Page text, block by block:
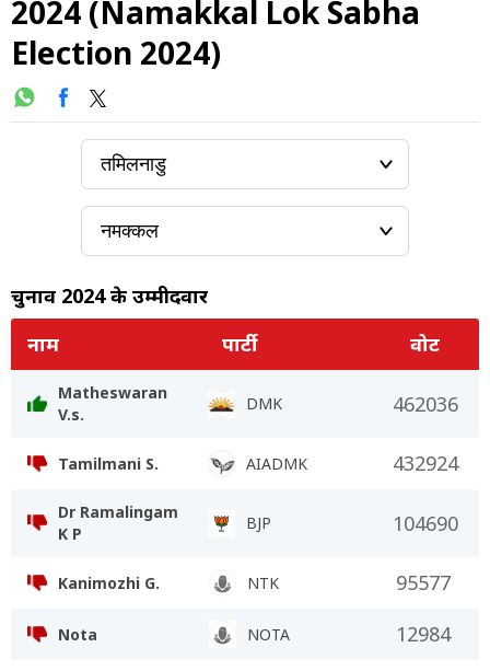
2024 (Namakkal Lok Sabha
Election 2024)
चुनाव 2024 के उम्मीदवार
नाम
पार्टी वोट
Matheswaran
V.s.
DMK 462036
Tamilmani S. AIADMK 432924
Dr Ramalingam
K P
BJP 104690
Kanimozhi G. NTK 95577
Nota NOTA 12984